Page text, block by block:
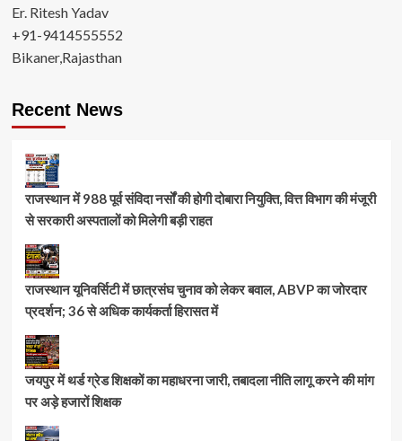
Er. Ritesh Yadav
+91-9414555552
Bikaner,Rajasthan
Recent News
राजस्थान में 988 पूर्व संविदा नर्सों की होगी दोबारा नियुक्ति, वित्त विभाग की मंजूरी
से सरकारी अस्पतालों को मिलेगी बड़ी राहत
राजस्थान यूनिवर्सिटी में छात्रसंघ चुनाव को लेकर बवाल, ABVP का जोरदार
प्रदर्शन; 36 से अधिक कार्यकर्ता हिरासत में
जयपुर में थर्ड ग्रेड शिक्षकों का महाधरना जारी, तबादला नीति लागू करने की मांग
पर अड़े हजारों शिक्षक